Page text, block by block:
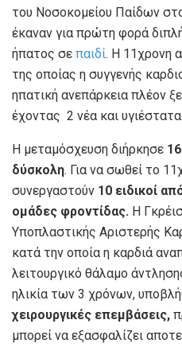
του Νοσοκομείου Παίδων
έκαναν για πρώτη φορά
ήπατος σε παιδί. Η 11χρονη
της οποίας η συγγενής
ηπατική ανεπάρκεια πλέον
έχοντας 2 νέα και
Η μεταμόσχευση διήρκησε
δύσκολη. Για να σωθεί το
συνεργαστούν 10 ειδικοί
ομάδες φροντίδας. Η
Υποπλαστικής Αριστερής
κατά την οποία η καρδιά
λειτουργικό θάλαμο
ηλικία των 3 χρόνων,
χειρουργικές επεμβάσεις,
μπορεί να εξασφαλίζει